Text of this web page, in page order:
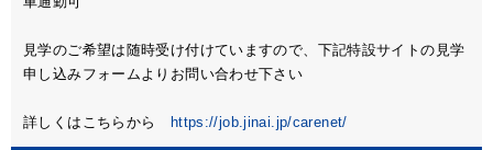
見学のご希望は随時受け付けていますので、下記特設サイトの見学
申し込みフォームよりお問い合わせ下さい
詳しくはこちらから https://job.jinai.jp/carenet/